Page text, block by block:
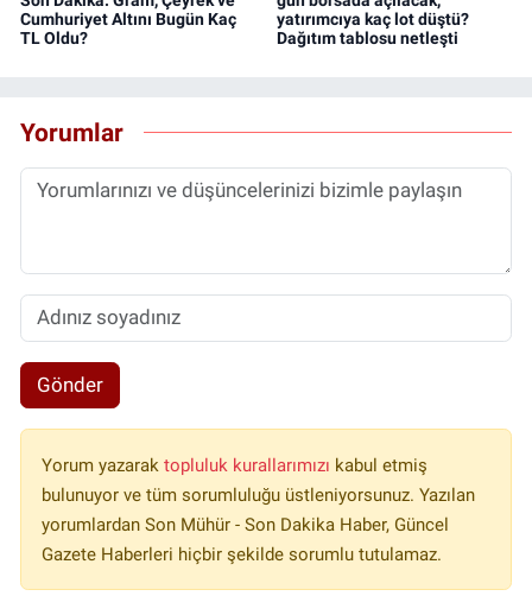
Cumhuriyet Altını Bugün Kaç
TL Oldu?
yatırımcıya kaç lot düştü?
Dağıtım tablosu netleşti
Yorumlar
Gönder
Yorum yazarak topluluk kurallarımızı kabul etmiş
bulunuyor ve tüm sorumluluğu üstleniyorsunuz. Yazılan
yorumlardan Son Mühür - Son Dakika Haber, Güncel
Gazete Haberleri hiçbir şekilde sorumlu tutulamaz.